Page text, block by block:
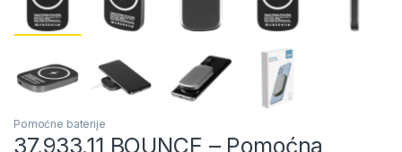
Pomoćne baterije
37.933.11 BOUNCE – Pomoćna